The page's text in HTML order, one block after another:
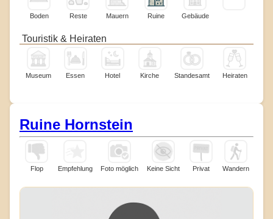
Boden Reste Mauern Ruine Gebäude
Touristik & Heiraten
Museum Essen Hotel Kirche Standesamt Heiraten
Ruine Hornstein
Flop Empfehlung Foto möglich Keine Sicht Privat Wandern